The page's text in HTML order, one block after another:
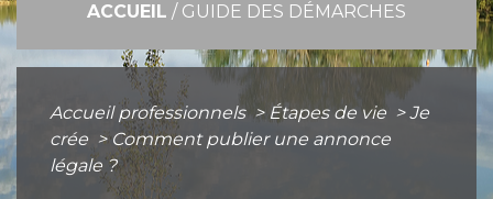
ACCUEIL / GUIDE DES DÉMARCHES
Accueil professionnels> Étapes de vie > Je
crée > Comment publier une annonce
légale ?